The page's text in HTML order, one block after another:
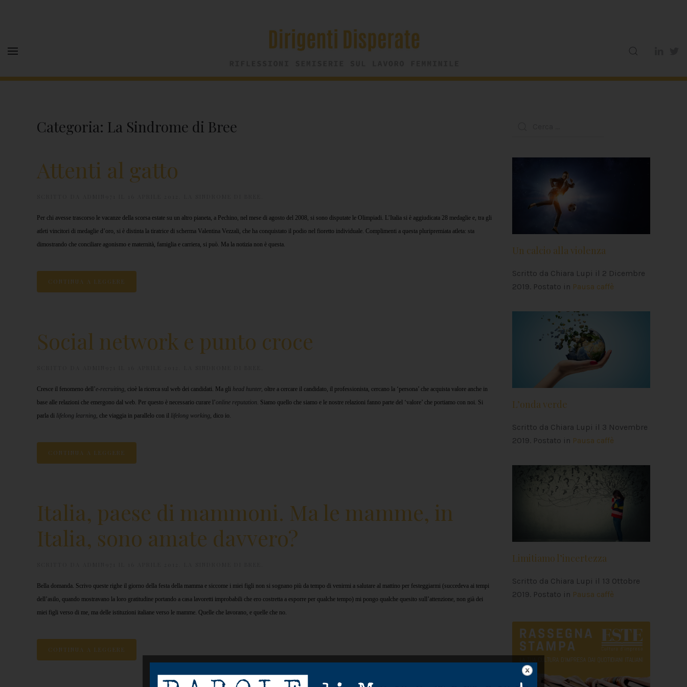
Categoria: La Sindrome di Bree
Attenti al gatto
Per chi avesse trascorso le vacanze della scorsa estate su un altro pianeta, a Pechino, nel mese di agosto del 2008, si sono disputate le Olimpiadi. L’Italia si è aggiudicata 28 medaglie e, tra gli
atleti vincitori di medaglie d’oro, si è distinta la tiratrice di scherma Valentina Vezzali, che ha conquistato il podio nel fioretto individuale. Complimenti a questa pluripremiata atleta: sta
dimostrando che conciliare agonismo e maternità, famiglia e carriera, si può. Ma la notizia non è questa.
CONTINUA A LEGGERE
Social network e punto croce
Cresce il fenomeno dell’e-recruiting, cioè la ricerca sul web dei candidati. Ma gli head hunter, oltre a cercare il candidato, il professionista, cercano la ‘persona’ che acquista valore anche in
base alle relazioni che emergono dal web. Per questo è necessario curare l’online reputation. Siamo quello che siamo e le nostre relazioni fanno parte del ‘valore’ che portiamo con noi. Si
parla di lifelong learning, che viaggia in parallelo con il lifelong working, dico io.
CONTINUA A LEGGERE
Italia, paese di mammoni. Ma le mamme, in
Italia, sono amate davvero?
Bella domanda. Scrivo queste righe il giorno della festa della mamma e siccome i miei figli non si sognano più da tempo di venirmi a salutare al mattino per festeggiarmi (succedeva ai tempi
dell’asilo, quando mostravano la loro gratitudine portando a casa lavoretti improbabili che ero costretta a esporre per qualche tempo) mi pongo qualche quesito sull’attenzione, non già dei
miei figli verso di me, ma delle istituzioni italiane verso le mamme. Quelle che lavorano, e quelle che no.
CONTINUA A LEGGERE
Un calcio alla violenza
Scritto da Chiara Lupi il 2 Dicembre
2019. Postato in Pausa caffè
L’onda verde
Scritto da Chiara Lupi il 3 Novembre
2019. Postato in Pausa caffè
Limitiamo l’incertezza
Scritto da Chiara Lupi il 13 Ottobre
2019. Postato in Pausa caffè